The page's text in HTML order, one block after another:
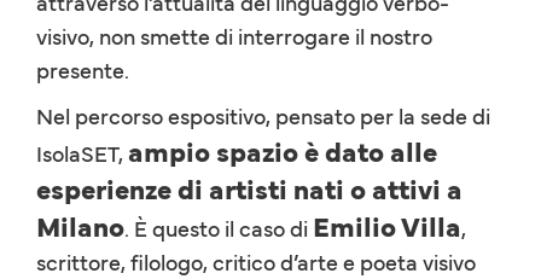
visivo, non smette di interrogare il nostro
presente.
Nel percorso espositivo, pensato per la sede di
IsolaSET, ampio spazio è dato alle
esperienze di artisti nati o attivi a
Milano. È questo il caso di Emilio Villa,
scrittore, filologo, critico d’arte e poeta visivo